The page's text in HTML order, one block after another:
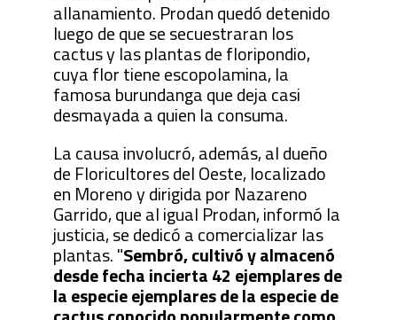
allanamiento. Prodan quedó detenido
luego de que se secuestraran los
cactus y las plantas de floripondio,
cuya flor tiene escopolamina, la
famosa burundanga que deja casi
desmayada a quien la consuma.
La causa involucró, además, al dueño
de Floricultores del Oeste, localizado
en Moreno y dirigida por Nazareno
Garrido, que al igual Prodan, informó la
justicia, se dedicó a comercializar las
plantas. "Sembró, cultivó y almacenó
desde fecha incierta 42 ejemplares de
la especie ejemplares de la especie de